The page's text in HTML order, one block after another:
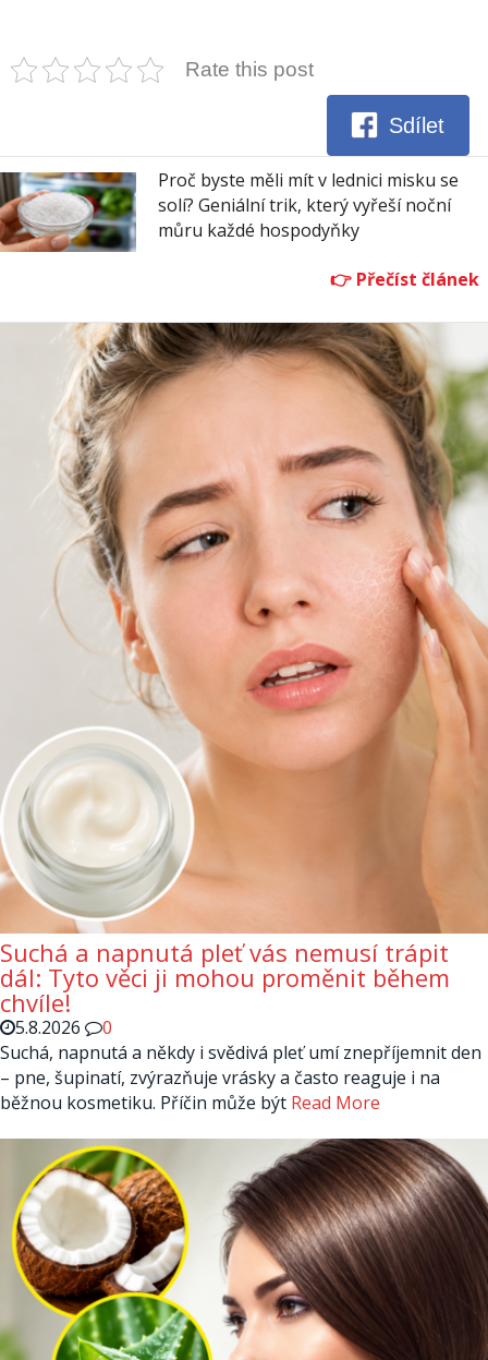
Rate this post
Sdílet
Proč byste měli mít v lednici misku se
solí? Geniální trik, který vyřeší noční
můru každé hospodyňky
Suchá a napnutá pleť vás nemusí trápit
dál: Tyto věci ji mohou proměnit během
chvíle!
5.8.2026
0
Suchá, napnutá a někdy i svědivá pleť umí znepříjemnit den
– pne, šupinatí, zvýrazňuje vrásky a často reaguje i na
běžnou kosmetiku. Příčin může být Read More